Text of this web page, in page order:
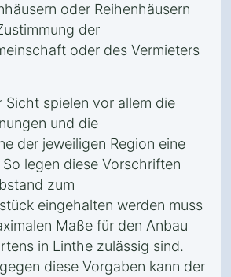
oder Reihenhäusern
der
oder des Vermieters
Sicht spielen vor allem die
und die
der jeweiligen Region eine
legen diese Vorschriften
zum
eingehalten werden muss
Maße für den Anbau
in Linthe zulässig sind.
diese Vorgaben kann der